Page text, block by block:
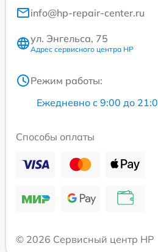
info@hp-repair-center.ru
ул. Энгельса, 75
Адрес сервисного центра HP
Режим работы:
Ежедневно с 9:00 до
Способы оплаты
© 2026 Сервисный центр HP